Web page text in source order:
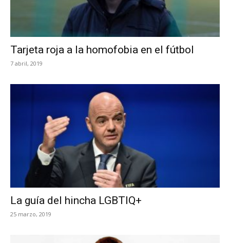
Tarjeta roja a la homofobia en el fútbol
7 abril, 2019
La guía del hincha LGBTIQ+
25 marzo, 2019